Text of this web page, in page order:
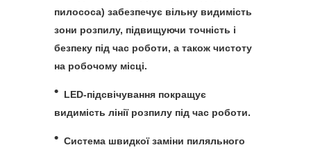
пилососа) забезпечує вільну видимість
зони розпилу, підвищуючи точність і
безпеку під час роботи, а також чистоту
на робочому місці.
LED-підсвічування покращує
видимість лінії розпилу під час роботи.
Система швидкої заміни пиляльного